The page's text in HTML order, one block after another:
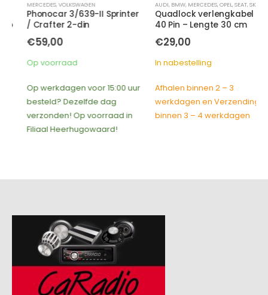
MERCEDES,VOLKSWAGEN
Phonocar 3/639-II Sprinter
/ Crafter 2-din
59,00
Op voorraad
Op werkdagen voor 15:00 uur
besteld? Dezelfde dag
verzonden! Op voorraad in
Filiaal Heerhugowaard!
,BMW ,MERCEDES,OPEL,SEAT,SKODA,
Quadlock verlengkabel –
40 Pin – Lengte 30 cm
29,00
In nabestelling
Afhalen binnen 2 – 3
werkdagen en Verzending
binnen 3 – 4 werkdagen